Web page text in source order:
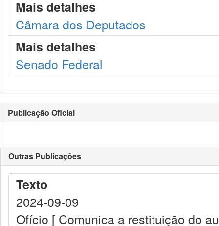
Mais detalhes
Câmara dos Deputados
Mais detalhes
Senado Federal
Publicação Oficial
Outras Publicações
Texto
2024-09-09
Ofício [ Comunica a restituição do